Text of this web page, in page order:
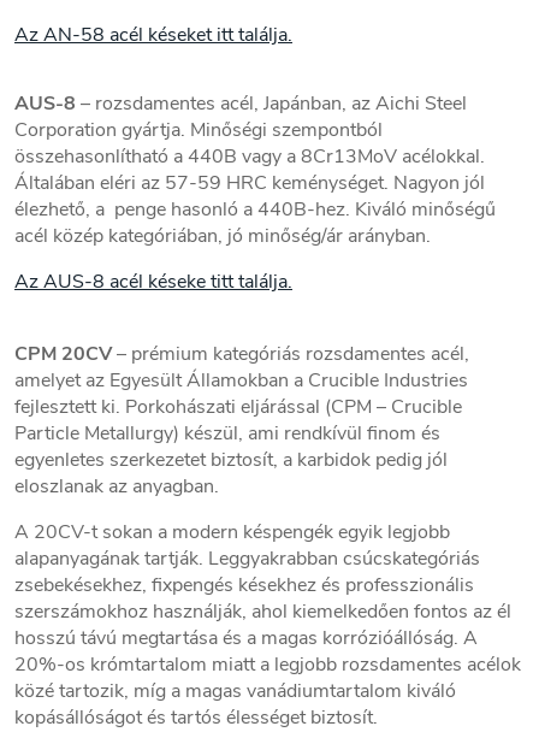
Az AN-58 acél késeket itt találja.
AUS-8 – rozsdamentes acél, Japánban, az Aichi Steel
Corporation gyártja. Minőségi szempontból
összehasonlítható a 440B vagy a 8Cr13MoV acélokkal.
Általában eléri az 57-59 HRC keménységet. Nagyon jól
élezhető, a penge hasonló a 440B-hez. Kiváló minőségű
acél közép kategóriában, jó minőség/ár arányban.
Az AUS-8 acél késeke titt találja.
CPM 20CV– prémium kategóriás rozsdamentes acél,
amelyet az Egyesült Államokban a Crucible Industries
fejlesztett ki. Porkohászati eljárással (CPM – Crucible
Particle Metallurgy) készül, ami rendkívül finom és
egyenletes szerkezetet biztosít, a karbidok pedig jól
eloszlanak az anyagban.
A 20CV-t sokan a modern késpengék egyik legjobb
alapanyagának tartják. Leggyakrabban csúcskategóriás
zsebekésekhez, fixpengés késekhez és professzionális
szerszámokhoz használják, ahol kiemelkedően fontos az él
hosszú távú megtartása és a magas korrózióállóság. A
20%-os krómtartalom miatt a legjobb rozsdamentes acélok
közé tartozik, míg a magas vanádiumtartalom kiváló
kopásállóságot és tartós élességet biztosít.